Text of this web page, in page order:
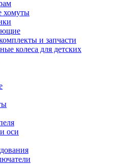
хомуты
и запчасти
колеса для детских
оси